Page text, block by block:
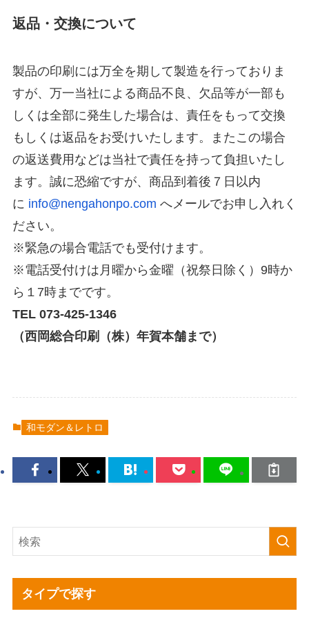
返品・交換について
製品の印刷には万全を期して製造を行っておりま
すが、万一当社による商品不良、欠品等が一部も
しくは全部に発生した場合は、責任をもって交換
もしくは返品をお受けいたします。またこの場合
の返送費用などは当社で責任を持って負担いたし
ます。誠に恐縮ですが、商品到着後７日以内
に info@nengahonpo.com へメールでお申し入れく
ださい。
※緊急の場合電話でも受付けます。
※電話受付けは月曜から金曜（祝祭日除く）9時か
ら１7時までです。
TEL 073-425-1346
（西岡総合印刷（株）年賀本舗まで）
和モダン＆レトロ
タイプで探す